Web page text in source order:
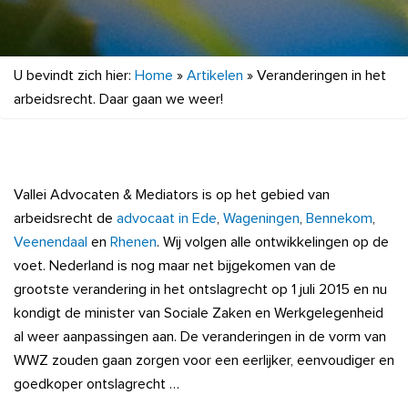
U bevindt zich hier: Home » Artikelen » Veranderingen in het
arbeidsrecht. Daar gaan we weer!
Vallei Advocaten & Mediators is op het gebied van
arbeidsrecht de advocaat in Ede Wageningen Bennekom
Veenendaal en Rhenen. Wij volgen alle ontwikkelingen op de
voet. Nederland is nog maar net bijgekomen van de
grootste verandering in het ontslagrecht op 1 juli 2015 en nu
kondigt de minister van Sociale Zaken en Werkgelegenheid
al weer aanpassingen aan. De veranderingen in de vorm van
WWZ zouden gaan zorgen voor een eerlijker, eenvoudiger en
goedkoper ontslagrecht …